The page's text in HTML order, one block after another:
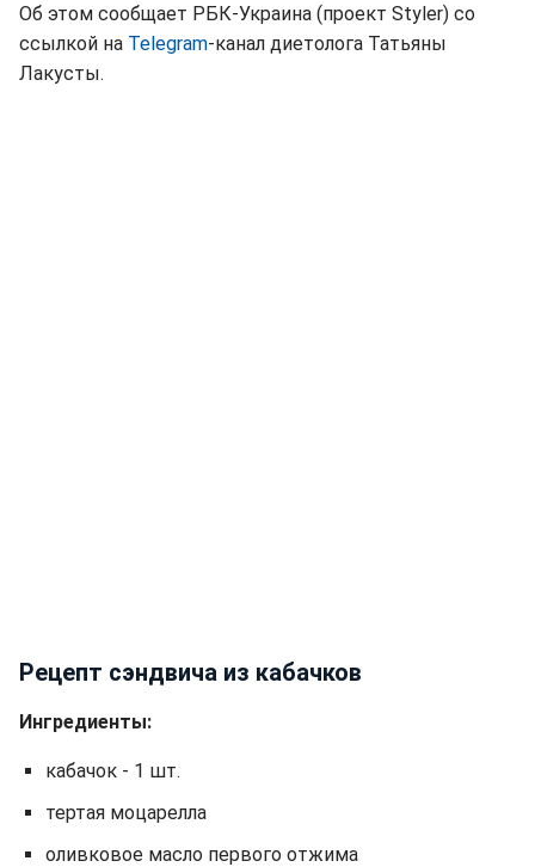
Об этом сообщает РБК-Украина (проект Styler) со
ссылкой на Telegram-канал диетолога Татьяны
Лакусты.
Рецепт сэндвича из кабачков
Ингредиенты:
кабачок - 1 шт.
тертая моцарелла
оливковое масло первого отжима